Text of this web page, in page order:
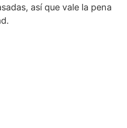
así que vale la pena